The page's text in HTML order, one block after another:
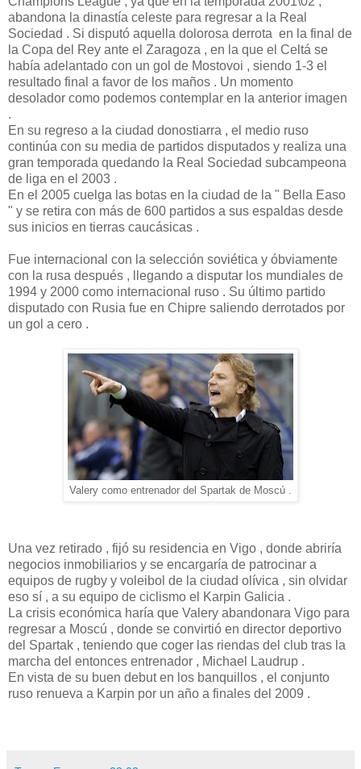
abandona la dinastía celeste para regresar a la Real
Sociedad . Si disputó aquella dolorosa derrota en la final de
la Copa del Rey ante el Zaragoza , en la que el Celtá se
había adelantado con un gol de Mostovoi , siendo 1-3 el
resultado final a favor de los maños . Un momento
desolador como podemos contemplar en la anterior imagen
.
En su regreso a la ciudad donostiarra , el medio ruso
continúa con su media de partidos disputados y realiza una
gran temporada quedando la Real Sociedad subcampeona
de liga en el 2003 .
En el 2005 cuelga las botas en la ciudad de la " Bella Easo
" y se retira con más de 600 partidos a sus espaldas desde
sus inicios en tierras caucásicas .
Fue internacional con la selección soviética y óbviamente
con la rusa después , llegando a disputar los mundiales de
1994 y 2000 como internacional ruso . Su último partido
disputado con Rusia fue en Chipre saliendo derrotados por
un gol a cero .
Valery como entrenador del Spartak de Moscú .
Una vez retirado , fijó su residencia en Vigo , donde abriría
negocios inmobiliarios y se encargaría de patrocinar a
equipos de rugby y voleibol de la ciudad olívica , sin olvidar
eso sí , a su equipo de ciclismo el Karpin Galicia .
La crisis económica haría que Valery abandonara Vigo para
regresar a Moscú , donde se convirtió en director deportivo
del Spartak , teniendo que coger las riendas del club tras la
marcha del entonces entrenador , Michael Laudrup .
En vista de su buen debut en los banquillos , el conjunto
ruso renueva a Karpin por un año a finales del 2009 .